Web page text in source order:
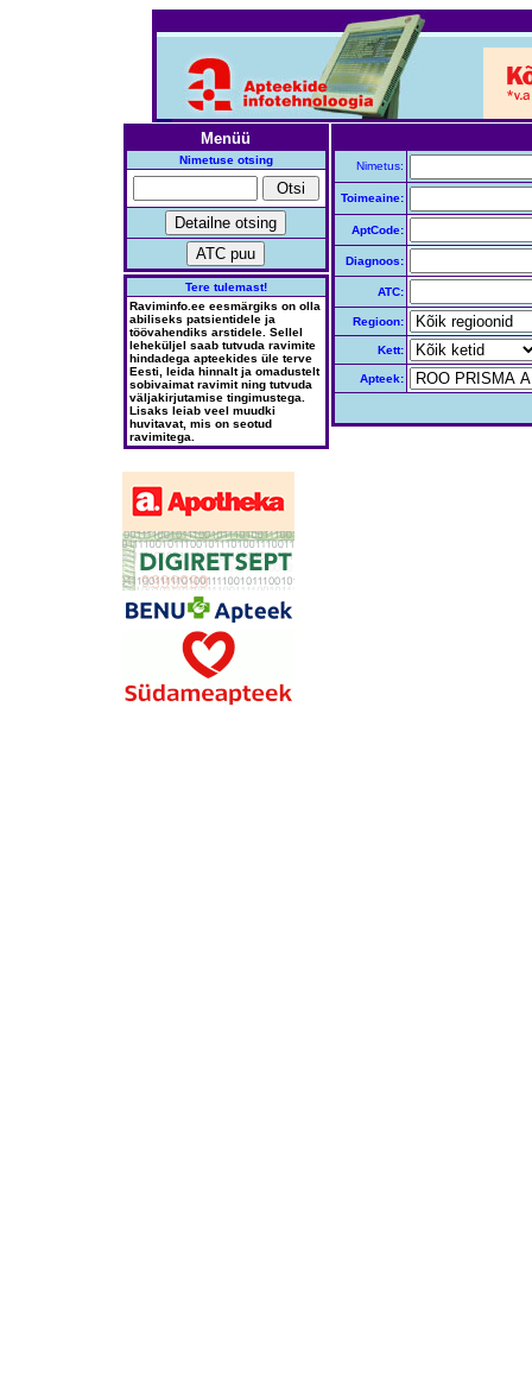
Menüü
Nimetuse otsing
Tere tulemast!
Raviminfo.ee eesmärgiks on olla
abiliseks patsientidele ja
töövahendiks arstidele. Sellel
leheküljel saab tutvuda ravimite
hindadega apteekides üle terve
Eesti, leida hinnalt ja omadustelt
sobivaimat ravimit ning tutvuda
väljakirjutamise tingimustega.
Lisaks leiab veel muudki
huvitavat, mis on seotud
ravimitega.
Nimetus:
Toimeaine:
AptCode:
Diagnoos:
ATC:
Regioon:
Kett:
Apteek: